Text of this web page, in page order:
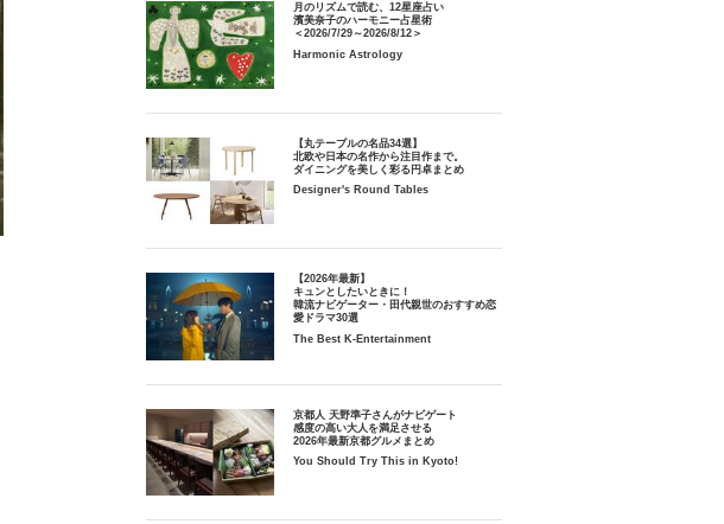
月のリズムで読む、12星座占い
濱美奈子のハーモニー占星術
＜2026/7/29～2026/8/12＞
Harmonic Astrology
【丸テーブルの名品34選】
北欧や日本の名作から注目作まで。
ダイニングを美しく彩る円卓まとめ
Designer's Round Tables
【2026年最新】
キュンとしたいときに！
韓流ナビゲーター・田代親世のおすすめ恋
愛ドラマ30選
The Best K-Entertainment
京都人 天野準子さんがナビゲート
感度の高い大人を満足させる
2026年最新京都グルメまとめ
You Should Try This in Kyoto!